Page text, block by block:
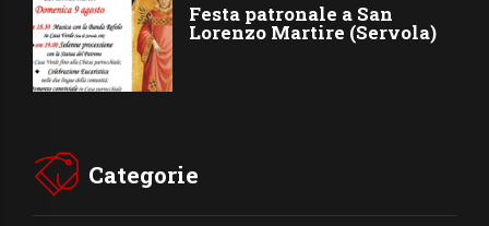
Festa patronale a San
Lorenzo Martire (Servola)
Categorie